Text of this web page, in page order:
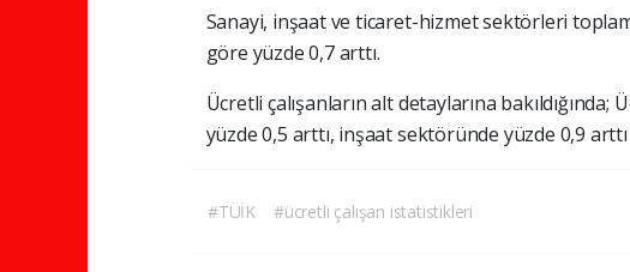
Sanayi, inşaat ve ticaret-hizmet sektörleri
göre yüzde 0,7 arttı.
Ücretli çalışanların alt detaylarına
yüzde 0,5 arttı, inşaat sektöründe yüzde 0,9
#TÜİK #ücretli çalışan istatistikleri